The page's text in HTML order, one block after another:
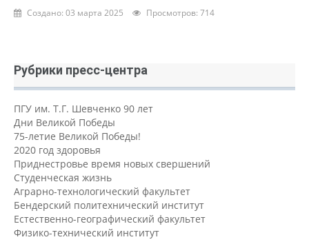
Создано: 03 марта 2025 Просмотров: 714
Рубрики пресс-центра
ПГУ им. Т.Г. Шевченко 90 лет
Дни Великой Победы
75-летие Великой Победы!
2020 год здоровья
Приднестровье время новых свершений
Студенческая жизнь
Аграрно-технологический факультет
Бендерский политехнический институт
Естественно-географический факультет
Физико-технический институт